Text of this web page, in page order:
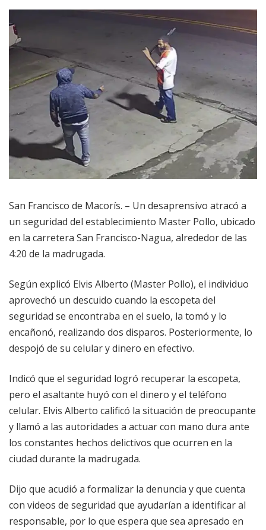
San Francisco de Macorís. – Un desaprensivo atracó a
un seguridad del establecimiento Master Pollo, ubicado
en la carretera San Francisco-Nagua, alrededor de las
4:20 de la madrugada.
Según explicó Elvis Alberto (Master Pollo), el individuo
aprovechó un descuido cuando la escopeta del
seguridad se encontraba en el suelo, la tomó y lo
encañonó, realizando dos disparos. Posteriormente, lo
despojó de su celular y dinero en efectivo.
Indicó que el seguridad logró recuperar la escopeta,
pero el asaltante huyó con el dinero y el teléfono
celular. Elvis Alberto calificó la situación de preocupante
y llamó a las autoridades a actuar con mano dura ante
los constantes hechos delictivos que ocurren en la
ciudad durante la madrugada.
Dijo que acudió a formalizar la denuncia y que cuenta
con videos de seguridad que ayudarían a identificar al
responsable, por lo que espera que sea apresado en